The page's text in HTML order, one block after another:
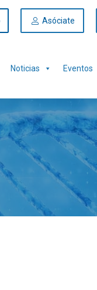
Asóciate
Noticias Eventos